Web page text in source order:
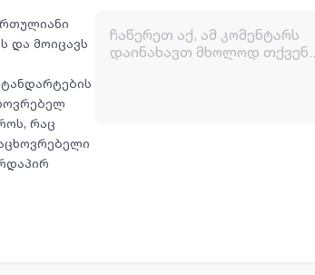
და მოიცავს
რაც